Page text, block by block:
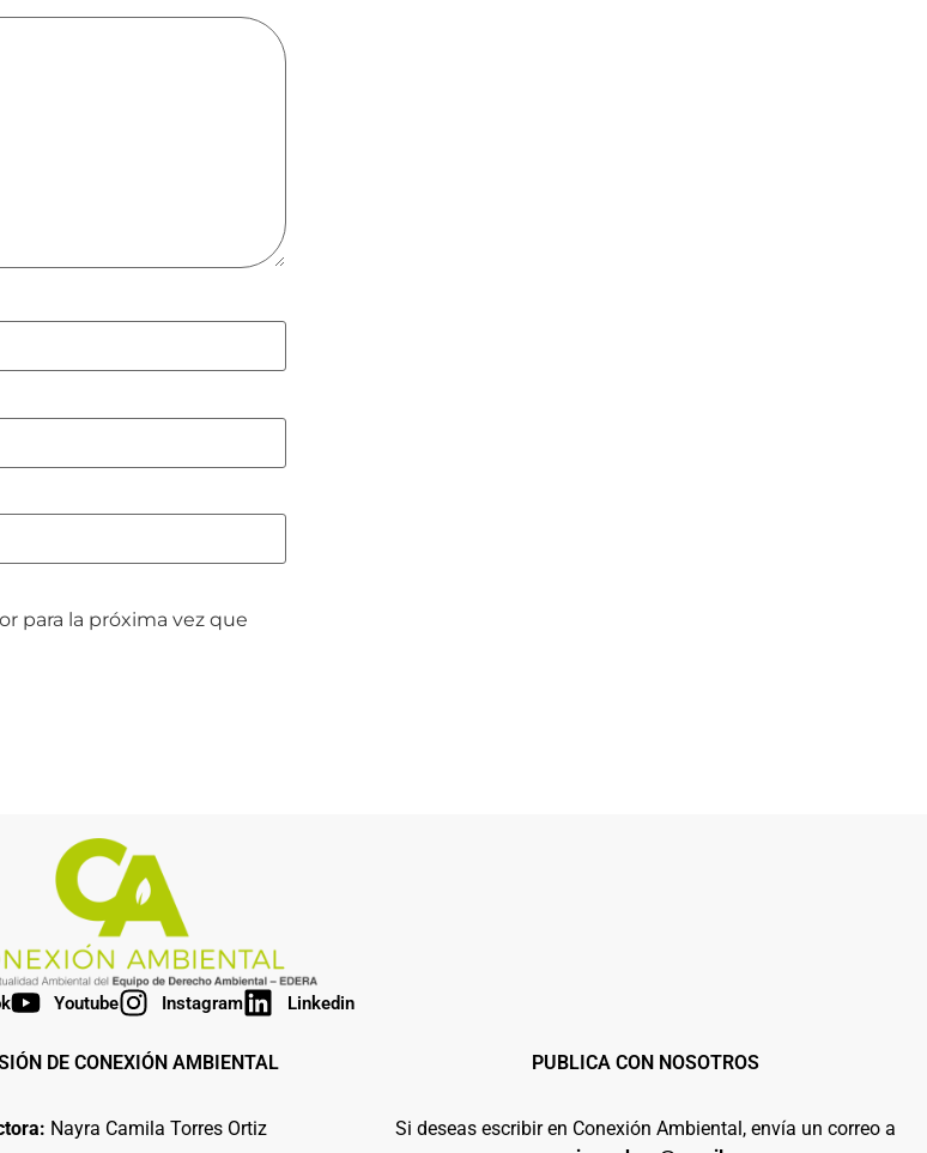
para la próxima vez que
Youtube Instagram Linkedin
DE CONEXIÓN AMBIENTAL
Nayra Camila Torres Ortiz
PUBLICA CON NOSOTROS
Si deseas escribir en Conexión Ambiental, envía un correo a